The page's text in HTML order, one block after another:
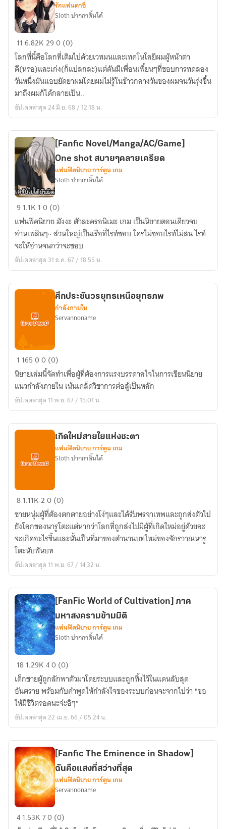
เพราะ
ไอ้
เพื่อน
บ้า
ผม
เลย
ต้อง
เป็น
ผู้
หญิง(ดอง)
รักแฟนตาซี
Sloth ปากกาดิ้นได้
116.82K290 (0)
โลกที่นี้คือโลกที่เติมไปด้วยเวทมนและเทคโนโลยีผมผู้หน้าตา
ดี(หรอ)และเก่ง(ก็แปลกละ)แต่ดันมีเพื่อนเพี้ยนๆที่ชอบการทดลอง
วันหนึ่งมันแอบยัดยาผมโดยผมไม่รู้ในข้าวกลางวันของผมจนวันรุ่งขึ้น
มาถึงผมก็ได้กลายเป็น..
อัปเดตล่าสุด 24 มิ.ย. 68 / 12:18 น.
[Fanfic
Novel/Manga/AC/Game]
One
shot
สบายๆ
คลาย
[Fanfic Novel/Manga/AC/Game]
One shot สบายๆคลายเครียด
แฟนฟิคนิยาย การ์ตูน เกม
Sloth ปากกาดิ้นได้
9 1.1K 10 (0)
แฟนฟิคนิยาย มังงะ ตัวละครอนิเมะ เกม เป็นนิยายตอนเดียวจบ
อ่านเพลินๆ~ ส่วนใหญ่เป็นเรือที่ไรท์ชอบ ใครไม่ชอบไรท์ไม่สน ไรท์
จะให้อ่านจนกว่าจะชอบ
อัปเดตล่าสุด 31 ธ.ค. 67 / 18:55 น.
ศึก
ประ
ชัน
วร
ยุทธ
ยุทธ
ศึกประชันวรยุทธเหนือยุทธภพ
กำลังภายใน
Servannoname
1 16500 (0)
นิยายเล่มนี้จัดทำเพื่อผู้ที่ต้องการแรงบรรดาลใจในการเขียนนิยาย
แนวกำลังภายใน เน้นเคล็ดวิชาการต่อสู้เป็นหลัก
อัปเดตล่าสุด 11 พ.ย. 67 / 15:01 น.
เกิด
สายใย
แห่ง
ชะตา
เกิดใหม่สายใยแห่งชะตา
แฟนฟิคนิยาย การ์ตูน เกม
Sloth ปากกาดิ้นได้
81.11K20 (0)
ชายหนุ่มผู้ที่ต้องตกตายอย่างโง่ๆและได้รับพรจาเทพและถูกส่งตัวไป
ยังโลกของนารูโตะแต่หากว่าโลกที่ถูกส่งไปมีผู้ที่เกิดใหม่อยู่ด้วยละ
จะเกิดอะไรขึ้นและนั้นเป็นที่มาของตำนานบทใหม่ของจักรวาณนารู
โตะนับพันบท
อัปเดตล่าสุด 11 พ.ย. 67 / 14:32 น.
[FanFic
World
of
Cultivation]
ภาค
มหา
ข้าม
มิติ
[FanFic World of Cultivation] ภาค
มหาสงครามข้ามมิติ
แฟนฟิคนิยาย การ์ตูน เกม
Sloth ปากกาดิ้นได้
181.29K40 (0)
เด็กชายผู้ถูกลักพาตัวมาโดยระบบและถูกทิ้งไว้ในแดนลับสุด
อันตราย พร้อมกับคำพูดให้กำลังใจของระบบก่อนจะจากไปว่า "ขอ
ให้มีชีวิตรอดนะจ่ะอิๆ"
อัปเดตล่าสุด 22 เม.ย. 66 / 05:24 น.
[Fanfic
The
[Fanfic The Eminence in Shadow]
ฉันคือแสงที่สว่างที่สุด
แฟนฟิคนิยาย การ์ตูน เกม
Servannoname
41.53K70 (0)